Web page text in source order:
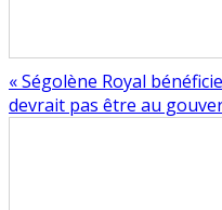
« Ségolène Royal
devrait pas être au